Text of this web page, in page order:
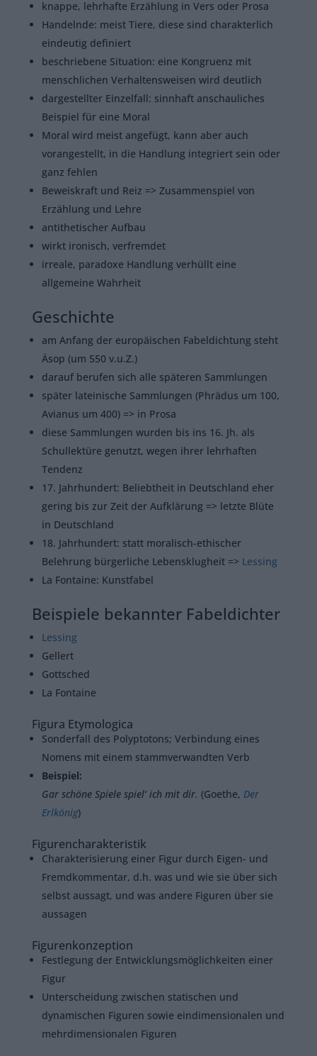
knappe, lehrhafte Erzählung in Vers oder Prosa
Handelnde: meist Tiere, diese sind charakterlich
eindeutig definiert
beschriebene Situation: eine Kongruenz mit
menschlichen Verhaltensweisen wird deutlich
dargestellter Einzelfall: sinnhaft anschauliches
Beispiel für eine Moral
Moral wird meist angefügt, kann aber auch
vorangestellt, in die Handlung integriert sein oder
ganz fehlen
Beweiskraft und Reiz => Zusammenspiel von
Erzählung und Lehre
antithetischer Aufbau
wirkt ironisch, verfremdet
irreale, paradoxe Handlung verhüllt eine
allgemeine Wahrheit
Geschichte
am Anfang der europäischen Fabeldichtung steht
Äsop (um 550 v.u.Z.)
darauf berufen sich alle späteren Sammlungen
später lateinische Sammlungen (Phrädus um 100,
Avianus um 400) => in Prosa
diese Sammlungen wurden bis ins 16. Jh. als
Schullektüre genutzt, wegen ihrer lehrhaften
Tendenz
17. Jahrhundert: Beliebtheit in Deutschland eher
gering bis zur Zeit der Aufklärung => letzte Blüte
in Deutschland
18. Jahrhundert: statt moralisch-ethischer
Belehrung bürgerliche Lebensklugheit => Lessing
La Fontaine: Kunstfabel
Beispiele bekannter Fabeldichter
Lessing
Gellert
Gottsched
La Fontaine
Figura Etymologica
Sonderfall des Polyptotons; Verbindung eines
Nomens mit einem stammverwandten Verb
Beispiel:
Gar schöne Spiele spiel‘ ich mit dir. (Goethe, Der
Erlkönig)
Figurencharakteristik
Charakterisierung einer Figur durch Eigen- und
Fremdkommentar, d.h. was und wie sie über sich
selbst aussagt, und was andere Figuren über sie
aussagen
Figurenkonzeption
Festlegung der Entwicklungsmöglichkeiten einer
Figur
Unterscheidung zwischen statischen und
dynamischen Figuren sowie eindimensionalen und
mehrdimensionalen Figuren